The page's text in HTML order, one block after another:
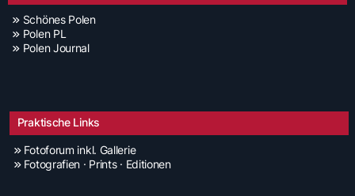
Schönes Polen
Polen PL
Polen Journal
Praktische Links
Fotoforum inkl. Gallerie
Fotografien · Prints · Editionen